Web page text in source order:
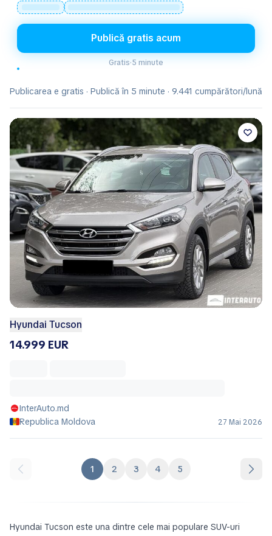
Publică gratis acum
Gratis·5 minute
Publicarea e gratis · Publică în 5 minute · 9.441 cumpărători/lună
Hyundai Tucson
14.999 EUR
InterAuto.md
Republica Moldova
27 Mai 2026
1 2 3 4 5
Hyundai Tucson este una dintre cele mai populare SUV-uri